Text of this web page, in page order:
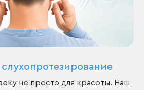
не просто для красоты. Наш